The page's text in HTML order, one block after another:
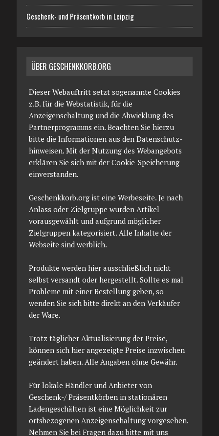
Geschenk- und Präsentkorb in Leipzig
ÜBER GESCHENKKORB.ORG
Dieser Webauftritt setzt sogenannte Cookies
z.B. für die Webstatistik, für die
Anzeigenschaltung und die Abwicklung des
Partnerprogramms ein. Beachten Sie hierzu
bitte die Informationen aus den Datenschutz­
hinweisen. Mit der Nutzung des Webangebots
erklären Sie sich mit der Cookie-Speicherung
einverstanden.
Geschenkkorb.org ist eine Werbeseite. Je nach
Anlass oder Zielgruppe wurden Artikel
vorausgewählt und aufgrund möglicher
Zielgruppen kategorisiert. Alle Inhalte der
Webseite sind werblich.
Produkte werden hier ausschließlich nicht
selbst versandt oder hergestellt. Sollte es mal
Probleme mit einer Bestellung geben, so
wenden Sie sich bitte direkt an den Verkäufer
der Ware.
Trotz täglicher Aktualisierung der Preise,
können sich hier angezeigte Preise inzwischen
geändert haben. Alle Angaben ohne Gewähr.
Für lokale Händler und Anbieter von
Geschenk-/ Präsentkörben in stationären
Ladengeschäften ist eine Möglichkeit zur
ortsbezogenen Anzeigenschaltung vorgesehen.
Nehmen Sie bei Fragen dazu bitte mit uns